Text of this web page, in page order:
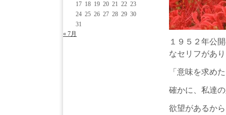
１９５２年公
なセリフがあ
「意味を求め
確かに、私達
欲望があるか
17 18 19 20 21 22 23
24 25 26 27 28 29 30
31
« 7月